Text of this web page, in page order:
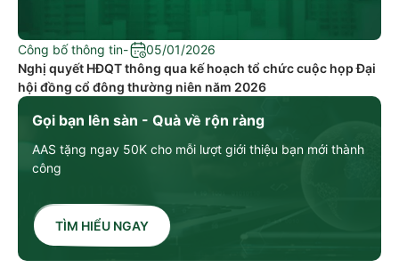
Gọi bạn lên sàn - Quà về rộn ràng
AAS tặng ngay 50K cho mỗi lượt giới thiệu bạn mới thành
công
TÌM HIỂU NGAY
Công bố thông tin-
05/01/2026
Nghị quyết HĐQT thông qua kế hoạch tổ chức cuộc họp Đại
hội đồng cổ đông thường niên năm 2026